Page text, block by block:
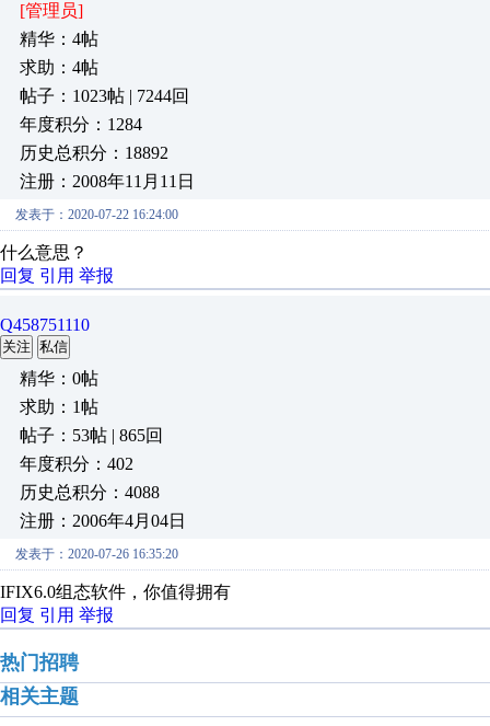
[管理员]
精华：4帖
求助：4帖
帖子：1023帖 | 7244回
年度积分：1284
历史总积分：18892
注册：2008年11月11日
发表于：2020-07-22 16:24:00
什么意思？
回复 引用 举报
Q458751110
关注 私信
精华：0帖
求助：1帖
帖子：53帖 | 865回
年度积分：402
历史总积分：4088
注册：2006年4月04日
发表于：2020-07-26 16:35:20
IFIX6.0组态软件，你值得拥有
回复 引用 举报
热门招聘
相关主题